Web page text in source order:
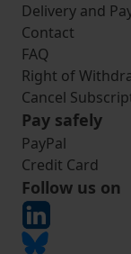
Delivery and
Contact
FAQ
Right of
Cancel
Pay safely
PayPal
Credit Card
Follow us on